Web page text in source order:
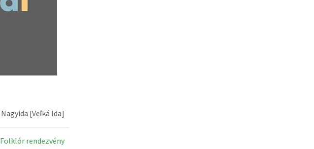
Nagyida [Veľká Ida]
Folklór rendezvény